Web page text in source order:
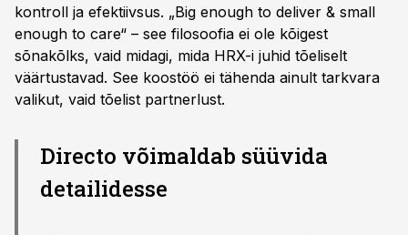
kontroll ja efektiivsus. „Big enough to deliver & small
enough to care“ – see filosoofia ei ole kõigest
sõnakõlks, vaid midagi, mida HRX-i juhid tõeliselt
väärtustavad. See koostöö ei tähenda ainult tarkvara
valikut, vaid tõelist partnerlust.
Directo võimaldab süüvida
detailidesse